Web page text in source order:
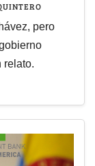
pero
relato.